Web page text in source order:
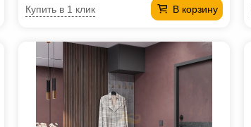
В корзину
Купить в 1 клик